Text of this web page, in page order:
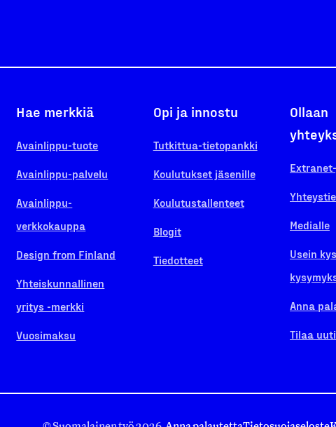
Hae merkkiä
Avainlippu-tuote
Avainlippu-palvelu
Avainlippu-
verkkokauppa
Design from Finland
Yhteiskunnallinen
yritys -merkki
Vuosimaksu
Opi ja innostu
Tutkittua-tietopankki
Koulutukset jäsenille
Koulutustallenteet
Blogit
Tiedotteet
Ollaan
Medialle
Usein
Anna
Tilaa